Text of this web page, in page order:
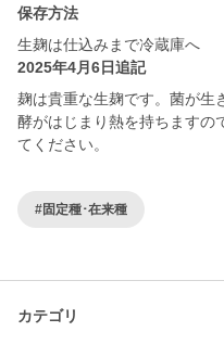
保存方法
生麹は仕込みまで冷蔵庫へ
2025年4月6日追記
麹は貴重な生麹です。菌が生
酵がはじまり熱を持ちますの
てください。
#固定種･在来種
カテゴリ